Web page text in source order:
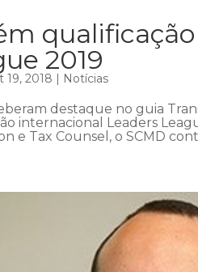
2019
19, 2018 Notícias
destaque no guia
internacional Leaders
e Tax Counsel, o SCMD